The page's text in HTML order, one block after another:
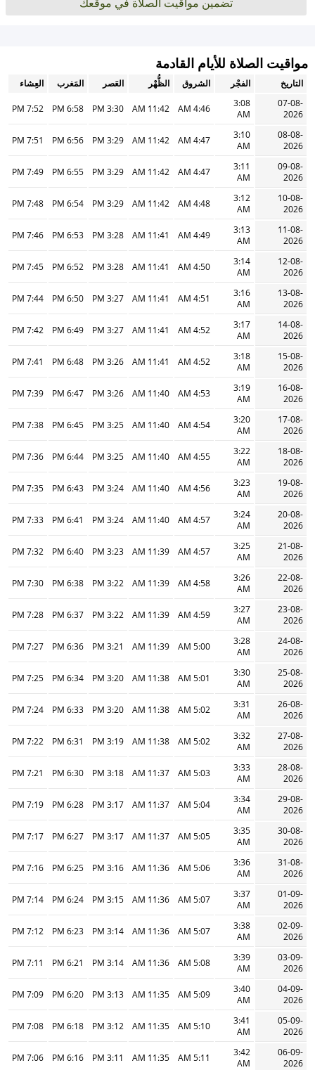
مواقيت الصلاة للأيام القادمة
التاريخ الفجْر الشروق الظُّهْر العَصر المَغرب
العِشاء
07-08-
2026
3:08
AM
4:46 AM
11:42 AM
3:30 PM
6:58 PM
7:52 PM
08-08-
2026
3:10
AM
4:47 AM
11:42 AM
3:29 PM
6:56 PM
7:51 PM
09-08-
2026
3:11
AM
4:47 AM
11:42 AM
3:29 PM
6:55 PM
7:49 PM
10-08-
2026
3:12
AM
4:48 AM
11:42 AM
3:29 PM
6:54 PM
7:48 PM
11-08-
2026
3:13
AM
4:49 AM
11:41 AM
3:28 PM
6:53 PM
7:46 PM
12-08-
2026
3:14
AM
4:50 AM
11:41 AM
3:28 PM
6:52 PM
7:45 PM
13-08-
2026
3:16
AM
4:51 AM
11:41 AM
3:27 PM
6:50 PM
7:44 PM
14-08-
2026
3:17
AM
4:52 AM
11:41 AM
3:27 PM
6:49 PM
7:42 PM
15-08-
2026
3:18
AM
4:52 AM
11:41 AM
3:26 PM
6:48 PM
7:41 PM
16-08-
2026
3:19
AM
4:53 AM
11:40 AM
3:26 PM
6:47 PM
7:39 PM
17-08-
2026
3:20
AM
4:54 AM
11:40 AM
3:25 PM
6:45 PM
7:38 PM
18-08-
2026
3:22
AM
4:55 AM
11:40 AM
3:25 PM
6:44 PM
7:36 PM
19-08-
2026
3:23
AM
4:56 AM
11:40 AM
3:24 PM
6:43 PM
7:35 PM
20-08-
2026
3:24
AM
4:57 AM
11:40 AM
3:24 PM
6:41 PM
7:33 PM
21-08-
2026
3:25
AM
4:57 AM
11:39 AM
3:23 PM
6:40 PM
7:32 PM
22-08-
2026
3:26
AM
4:58 AM
11:39 AM
3:22 PM
6:38 PM
7:30 PM
23-08-
2026
3:27
AM
4:59 AM
11:39 AM
3:22 PM
6:37 PM
7:28 PM
24-08-
2026
3:28
AM
5:00 AM
11:39 AM
3:21 PM
6:36 PM
7:27 PM
25-08-
2026
3:30
AM
5:01 AM
11:38 AM
3:20 PM
6:34 PM
7:25 PM
26-08-
2026
3:31
AM
5:02 AM
11:38 AM
3:20 PM
6:33 PM
7:24 PM
27-08-
2026
3:32
AM
5:02 AM
11:38 AM
3:19 PM
6:31 PM
7:22 PM
28-08-
2026
3:33
AM
5:03 AM
11:37 AM
3:18 PM
6:30 PM
7:21 PM
29-08-
2026
3:34
AM
5:04 AM
11:37 AM
3:17 PM
6:28 PM
7:19 PM
30-08-
2026
3:35
AM
5:05 AM
11:37 AM
3:17 PM
6:27 PM
7:17 PM
31-08-
2026
3:36
AM
5:06 AM
11:36 AM
3:16 PM
6:25 PM
7:16 PM
01-09-
2026
3:37
AM
5:07 AM
11:36 AM
3:15 PM
6:24 PM
7:14 PM
02-09-
2026
3:38
AM
5:07 AM
11:36 AM
3:14 PM
6:23 PM
7:12 PM
03-09-
2026
3:39
AM
5:08 AM
11:36 AM
3:14 PM
6:21 PM
7:11 PM
04-09-
2026
3:40
AM
5:09 AM
11:35 AM
3:13 PM
6:20 PM
7:09 PM
05-09-
2026
3:41
AM
5:10 AM
11:35 AM
3:12 PM
6:18 PM
7:08 PM
06-09-
2026
3:42
AM
5:11 AM
11:35 AM
3:11 PM
6:16 PM
7:06 PM